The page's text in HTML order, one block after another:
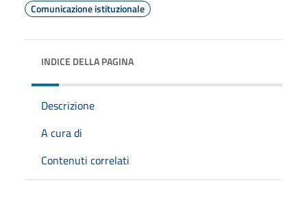
Comunicazione istituzionale
INDICE DELLA PAGINA
Descrizione
A cura di
Contenuti correlati